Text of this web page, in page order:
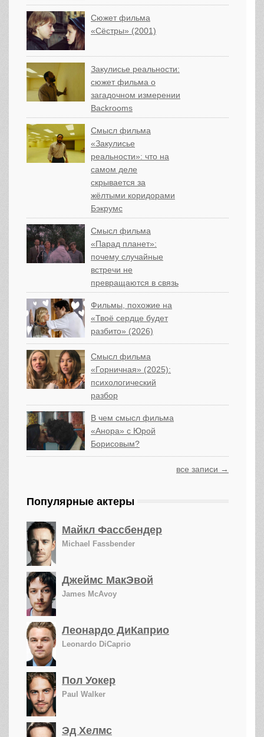
Сюжет фильма
«Сёстры» (2001)
Закулисье реальности:
сюжет фильма о
загадочном измерении
Backrooms
Смысл фильма
«Закулисье
реальности»: что на
самом деле
скрывается за
жёлтыми коридорами
Бэкрумс
Смысл фильма
«Парад планет»:
почему случайные
встречи не
превращаются в связь
Фильмы, похожие на
«Твоё сердце будет
разбито» (2026)
Смысл фильма
«Горничная» (2025):
психологический
разбор
В чем смысл фильма
«Анора» с Юрой
Борисовым?
все записи →
Популярные актеры
Майкл Фассбендер
Michael Fassbender
Джеймс МакЭвой
James McAvoy
Леонардо ДиКаприо
Leonardo DiCaprio
Пол Уокер
Paul Walker
Эд Хелмс